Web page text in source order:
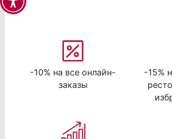
-10% на все онлайн-
заказы
-15%